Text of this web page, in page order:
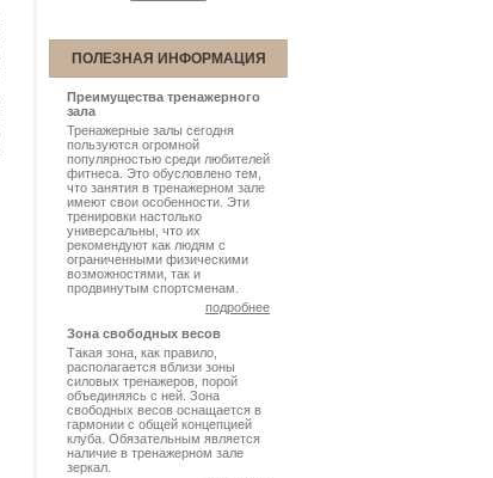
ПОЛЕЗНАЯ ИНФОРМАЦИЯ
Преимущества тренажерного
зала
Тренажерные залы сегодня
пользуются огромной
популярностью среди любителей
фитнеса. Это обусловлено тем,
что занятия в тренажерном зале
имеют свои особенности. Эти
тренировки настолько
универсальны, что их
рекомендуют как людям с
ограниченными физическими
возможностями, так и
продвинутым спортсменам.
подробнее
Зона свободных весов
Такая зона, как правило,
располагается вблизи зоны
силовых тренажеров, порой
объединяясь с ней. Зона
свободных весов оснащается в
гармонии с общей концепцией
клуба. Обязательным является
наличие в тренажерном зале
зеркал.